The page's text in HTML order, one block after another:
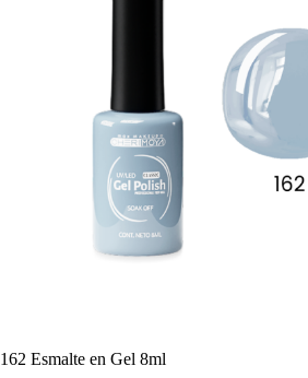
162 Esmalte en Gel 8ml